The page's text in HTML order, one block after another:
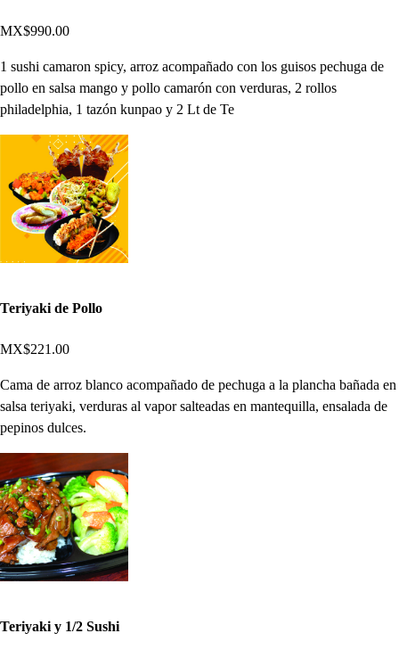
MX$990.00
1 sushi camaron spicy, arroz acompañado con los guisos pechuga de
pollo en salsa mango y pollo camarón con verduras, 2 rollos
philadelphia, 1 tazón kunpao y 2 Lt de Te
Teriyaki de Pollo
MX$221.00
Cama de arroz blanco acompañado de pechuga a la plancha bañada en
salsa teriyaki, verduras al vapor salteadas en mantequilla, ensalada de
pepinos dulces.
Teriyaki y 1/2 Sushi